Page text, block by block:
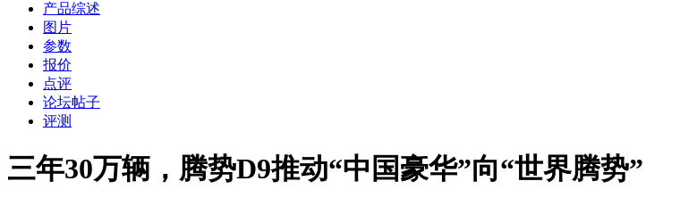
产品综述
图片
参数
报价
点评
论坛帖子
评测
三年30万辆，腾势D9推动“中国豪华”向“世界腾势”